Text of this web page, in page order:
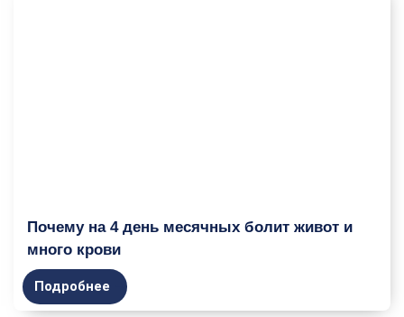
Почему на 4 день месячных болит живот и
много крови
Подробнее